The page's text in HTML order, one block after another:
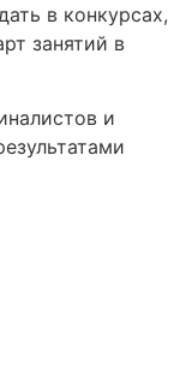
в конкурсах,
занятий в
и